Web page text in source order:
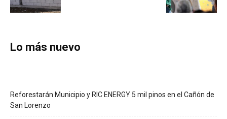
Lo más nuevo
Reforestarán Municipio y RIC ENERGY 5 mil pinos en el Cañón de
San Lorenzo